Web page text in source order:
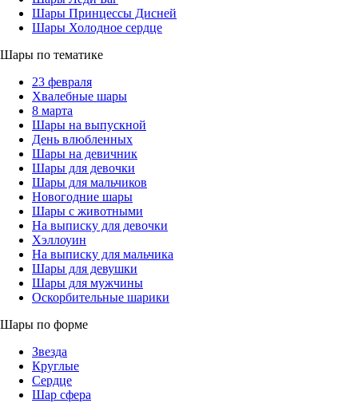
Шары Принцессы Дисней
Шары Холодное сердце
Шары по тематике
23 февраля
Хвалебные шары
8 марта
Шары на выпускной
День влюбленных
Шары на девичник
Шары для девочки
Шары для мальчиков
Новогодние шары
Шары с животными
На выписку для девочки
Хэллоуин
На выписку для мальчика
Шары для девушки
Шары для мужчины
Оскорбительные шарики
Шары по форме
Звезда
Круглые
Сердце
Шар сфера